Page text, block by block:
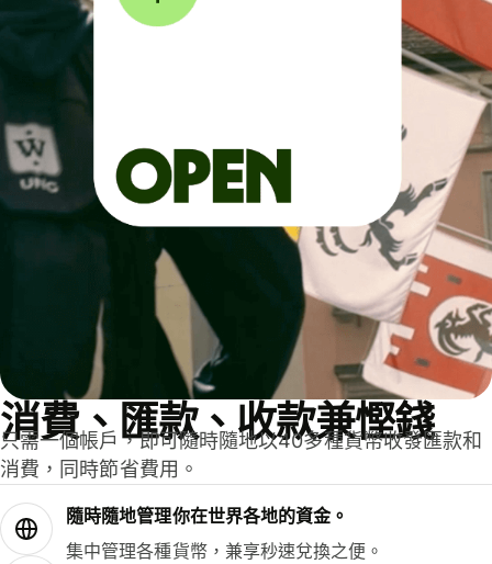
消費、匯款、收款兼慳錢
只需一個帳戶，即可隨時隨地以40多種貨幣收發匯款和
消費，同時節省費用。
隨時隨地管理你在世界各地的資金。
集中管理各種貨幣，兼享秒速兌換之便。